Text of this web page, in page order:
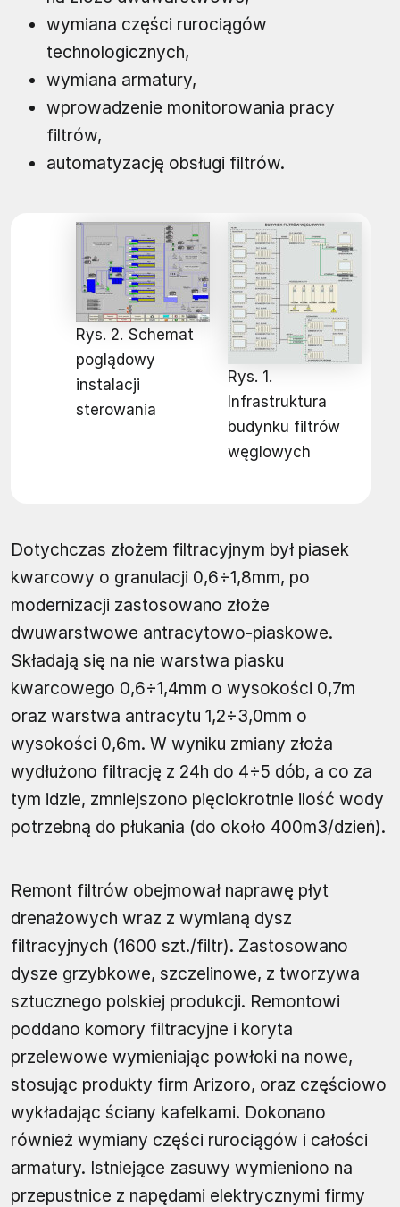
wymiana części rurociągów
technologicznych,
wymiana armatury,
wprowadzenie monitorowania pracy
filtrów,
automatyzację obsługi filtrów.
Rys. 1.
Infrastruktura
budynku filtrów
węglowych
Rys. 2. Schemat
poglądowy
instalacji
sterowania
Dotychczas złożem filtracyjnym był piasek
kwarcowy o granulacji 0,6÷1,8mm, po
modernizacji zastosowano złoże
dwuwarstwowe antracytowo-piaskowe.
Składają się na nie warstwa piasku
kwarcowego 0,6÷1,4mm o wysokości 0,7m
oraz warstwa antracytu 1,2÷3,0mm o
wysokości 0,6m. W wyniku zmiany złoża
wydłużono filtrację z 24h do 4÷5 dób, a co za
tym idzie, zmniejszono pięciokrotnie ilość wody
potrzebną do płukania (do około 400m3/dzień).
Remont filtrów obejmował naprawę płyt
drenażowych wraz z wymianą dysz
filtracyjnych (1600 szt./filtr). Zastosowano
dysze grzybkowe, szczelinowe, z tworzywa
sztucznego polskiej produkcji. Remontowi
poddano komory filtracyjne i koryta
przelewowe wymieniając powłoki na nowe,
stosując produkty firm Arizoro, oraz częściowo
wykładając ściany kafelkami. Dokonano
również wymiany części rurociągów i całości
armatury. Istniejące zasuwy wymieniono na
przepustnice z napędami elektrycznymi firmy